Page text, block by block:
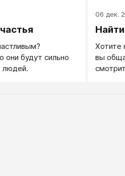
будут сильно
людей.
06 дек.
Хотите
вы